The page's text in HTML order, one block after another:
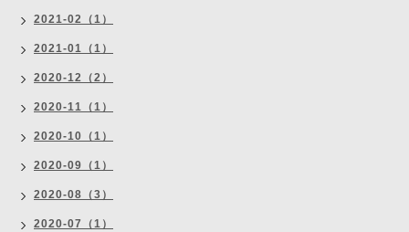
2021-02（1）
2021-01（1）
2020-12（2）
2020-11（1）
2020-10（1）
2020-09（1）
2020-08（3）
2020-07（1）